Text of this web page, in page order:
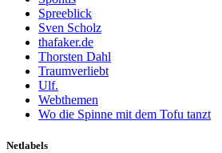
Spreeblick
Sven Scholz
thafaker.de
Thorsten Dahl
Traumverliebt
Ulf.
Webthemen
Wo die Spinne mit dem Tofu tanzt
Netlabels